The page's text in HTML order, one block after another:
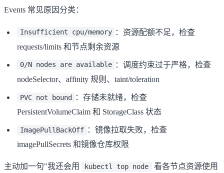
Events 常见原因分类：
Insufficient cpu/memory ：资源配额不足，检查
requests/limits 和节点剩余资源
0/N nodes are available ：调度约束过于严格，检查
nodeSelector、affinity 规则、taint/toleration
PVC not bound
：存储未就绪，检查
PersistentVolumeClaim 和 StorageClass 状态
ImagePullBackOff ：镜像拉取失败，检查
imagePullSecrets 和镜像仓库权限
主动加一句"我还会用 kubectl top node
看各节点资源使用